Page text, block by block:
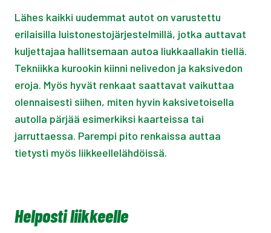
Lähes kaikki uudemmat autot on varustettu
erilaisilla luistonestojärjestelmillä, jotka auttavat
kuljettajaa hallitsemaan autoa liukkaallakin tiellä.
Tekniikka kurookin kiinni nelivedon ja kaksivedon
eroja. Myös hyvät renkaat saattavat vaikuttaa
olennaisesti siihen, miten hyvin kaksivetoisella
autolla pärjää esimerkiksi kaarteissa tai
jarruttaessa. Parempi pito renkaissa auttaa
tietysti myös liikkeellelähdöissä.
Helposti liikkeelle